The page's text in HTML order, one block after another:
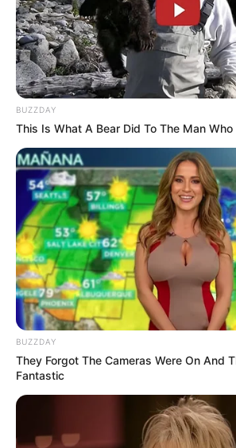
10 Desain Kanopi Tempat
Tidur, Serasa Beristirahat di
Kamar Raja
Tampil Lebih Modern, 7 Potret
Hasil Renovasi Rumah Berusia
90 Tahun
BUZZDAY
This Is What A Bear Did To The Man
BUZZDAY
They Forgot The Cameras Were On And
Fantastic